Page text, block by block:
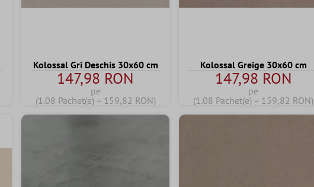
Kolossal Gri Deschis 30x60 cm
147,98 RON
pe
(1.08 Pachet(e) = 159,82 RON)
Kolossal Greige 30x60 cm
147,98 RON
pe
(1.08 Pachet(e) = 159,82 RON)